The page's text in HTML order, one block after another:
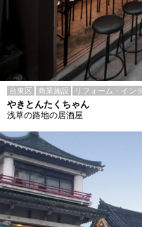
台東区 商業施設 リフォーム・イン
やきとんたくちゃん
浅草の路地の居酒屋